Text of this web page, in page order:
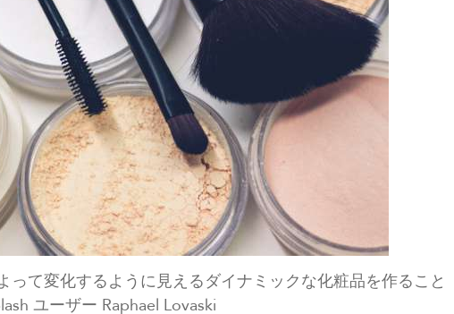
って変化するように見えるダイナミックな化粧品を作ること
ユーザー Raphael Lovaski